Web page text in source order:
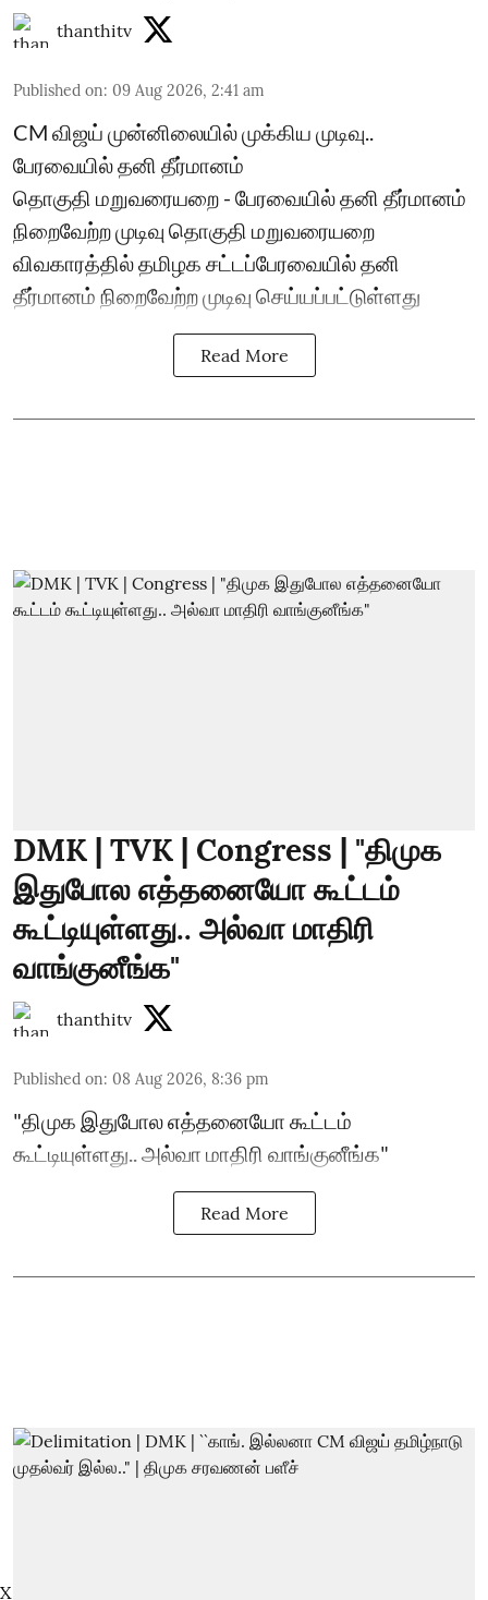
thanthitv
Published on: 09 Aug 2026, 2:41 am
CM விஜய் முன்னிலையில் முக்கிய முடிவு..
பேரவையில் தனி தீர்மானம்
தொகுதி மறுவரையறை - பேரவையில் தனி தீர்மானம்
நிறைவேற்ற முடிவு தொகுதி மறுவரையறை
விவகாரத்தில் தமிழக சட்டப்பேரவையில் தனி
தீர்மானம் நிறைவேற்ற முடிவு செய்யப்பட்டுள்ளது
Read More
DMK | TVK | Congress | "திமுக
இதுபோல எத்தனையோ கூட்டம்
கூட்டியுள்ளது.. அல்வா மாதிரி
வாங்குனீங்க"
thanthitv
Published on: 08 Aug 2026, 8:36 pm
"திமுக இதுபோல எத்தனையோ கூட்டம்
கூட்டியுள்ளது.. அல்வா மாதிரி வாங்குனீங்க"
Read More
X